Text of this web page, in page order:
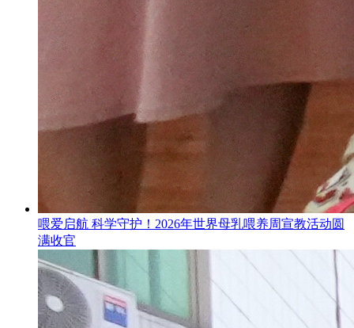
喂爱启航 科学守护！2026年世界母乳喂养周宣教活动圆
满收官